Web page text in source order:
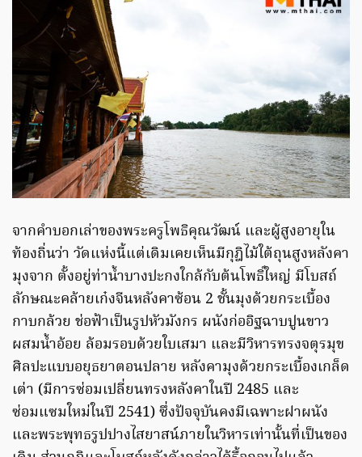
จากคำบอกเล่าของพระครูโพธิคุณวัฒน์ และผู้สูงอายุใน
ท้องถิ่นว่า วัดแห่งนี้แต่เดิมเคยเห็นมีกุฎิไม้ใต้ถุนสูงหลังคา
มุงจาก ตั้งอยู่ท่าน้ำบางปะกงใกล้กับต้นโพธิ์ใหญ่ มีโบสถ์
ลักษณะคล้ายเก๋งจีนหลังคาซ้อน 2 ชั้นมุงด้วยกระเบื้อง
กาบกล้วย ช่อฟ้าเป็นรูปหัวมังกร ผนังก่ออิฐฉาบปูนขาว
ผสมน้ำอ้อย ล้อมรอบด้วยใบเสมา และมีวิหารทรงจตุรมุข
ศิลปะแบบอยุธยาตอนปลาย หลังคามุงด้วยกระเบื้องเกล็ด
เต่า (มีการซ่อมเปลี่ยนทรงหลังคาในปี 2485 และ
ซ่อมแซมใหม่ในปี 2541) ซึ่งปัจจุบันคงมีเฉพาะฝาผนัง
และพระพุทธรูปปางไสยาสน์ภายในวิหารเท่านั้นที่เป็นของ